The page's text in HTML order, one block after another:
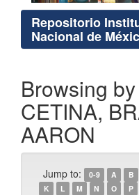
Repositorio
Nacional de
Browsing
CETINA,
AARON
Jump to: 0-9 A B
K
L M N O P